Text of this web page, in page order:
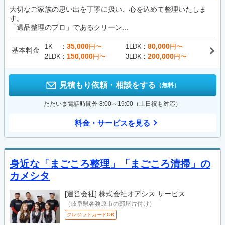
大切なご家族の思い出を丁寧に扱い、心を込めて整理いたしま
す。
「遺品整理のプロ」であるクリーン...
基本料金 1K 35,000円〜 1LDK 80,000円〜
2LDK
150,000円〜 3LDK 200,000円〜
見積もり依頼・相談をする （無料）
ただいま電話時間外 8:00～19:00（土日祝も対応）
料金・サービスを見る
身近な「まごころ整理」「まごころ清掃」の
カメシタ
[運営会社] 株式会社オアシス.サービス
（岐阜県各務原市の部屋片付け）
クレジットカードOK